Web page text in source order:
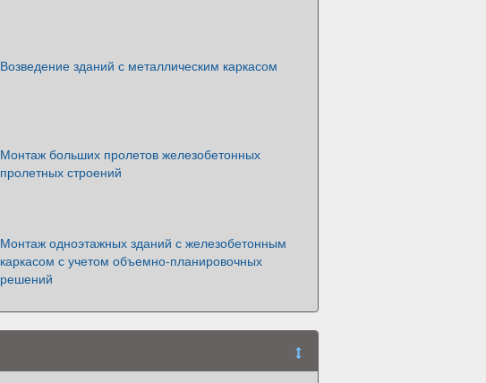
Возведение зданий с металлическим каркасом
Монтаж больших пролетов железобетонных
пролетных строений
Монтаж одноэтажных зданий с железобетонным
каркасом с учетом объемно-планировочных
решений